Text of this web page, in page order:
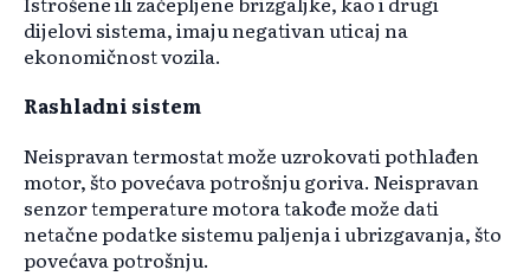
dijelovi sistema, imaju negativan uticaj na
ekonomičnost vozila.
Rashladni sistem
Neispravan termostat može uzrokovati pothlađen
motor, što povećava potrošnju goriva. Neispravan
senzor temperature motora takođe može dati
netačne podatke sistemu paljenja i ubrizgavanja, što
povećava potrošnju.